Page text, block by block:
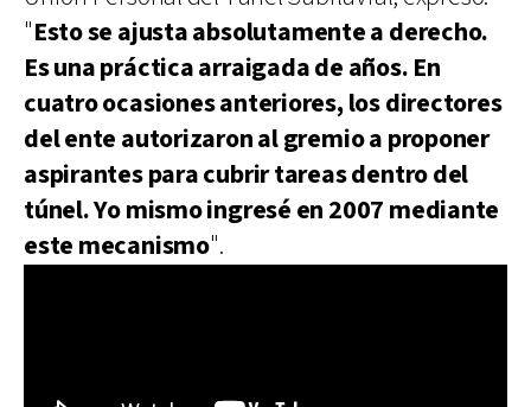
"Esto se ajusta absolutamente a derecho.
Es una práctica arraigada de años. En
cuatro ocasiones anteriores, los directores
del ente autorizaron al gremio a proponer
aspirantes para cubrir tareas dentro del
túnel. Yo mismo ingresé en 2007 mediante
este mecanismo".